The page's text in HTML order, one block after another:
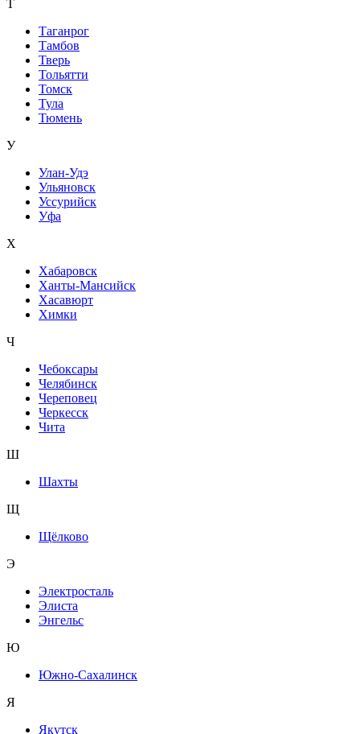
Т
Таганрог
Тамбов
Тверь
Тольятти
Томск
Тула
Тюмень
У
Улан-Удэ
Ульяновск
Уссурийск
Уфа
Х
Хабаровск
Ханты-Мансийск
Хасавюрт
Химки
Ч
Чебоксары
Челябинск
Череповец
Черкесск
Чита
Ш
Шахты
Щ
Щёлково
Э
Электросталь
Элиста
Энгельс
Ю
Южно-Сахалинск
Я
Якутск